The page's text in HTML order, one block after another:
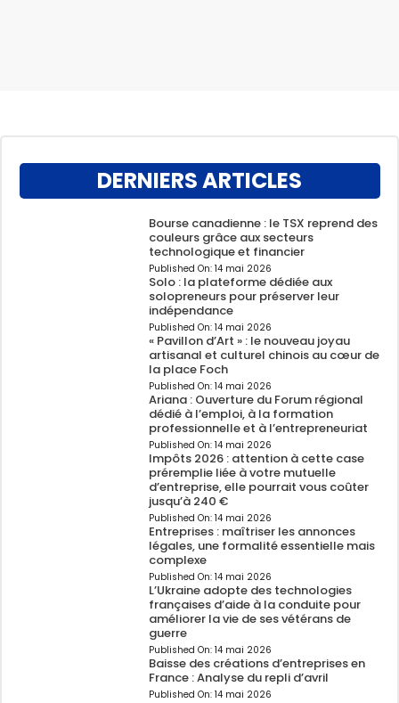
DERNIERS ARTICLES
Bourse canadienne : le TSX reprend des
couleurs grâce aux secteurs
technologique et financier
Published On: 14 mai 2026
Solo : la plateforme dédiée aux
solopreneurs pour préserver leur
indépendance
Published On: 14 mai 2026
« Pavillon d’Art » : le nouveau joyau
artisanal et culturel chinois au cœur de
la place Foch
Published On: 14 mai 2026
Ariana : Ouverture du Forum régional
dédié à l’emploi, à la formation
professionnelle et à l’entrepreneuriat
Published On: 14 mai 2026
Impôts 2026 : attention à cette case
préremplie liée à votre mutuelle
d’entreprise, elle pourrait vous coûter
jusqu’à 240 €
Published On: 14 mai 2026
Entreprises : maîtriser les annonces
légales, une formalité essentielle mais
complexe
Published On: 14 mai 2026
L’Ukraine adopte des technologies
françaises d’aide à la conduite pour
améliorer la vie de ses vétérans de
guerre
Published On: 14 mai 2026
Baisse des créations d’entreprises en
France : Analyse du repli d’avril
Published On: 14 mai 2026